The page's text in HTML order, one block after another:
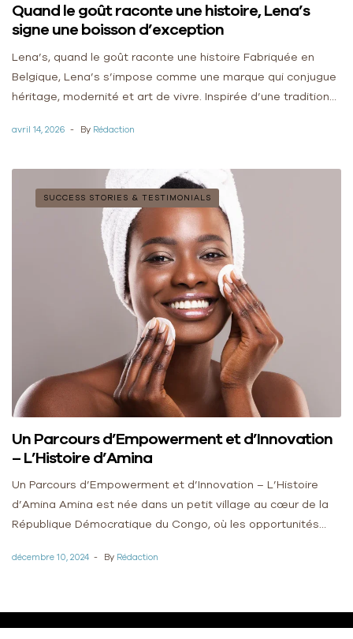
Quand le goût raconte une histoire, Lena’s
signe une boisson d’exception
Lena’s, quand le goût raconte une histoire Fabriquée en
Belgique, Lena’s s’impose comme une marque qui conjugue
héritage, modernité et art de vivre. Inspirée d’une tradition
avril 14, 2026 By Rédaction
SUCCESS STORIES & TESTIMONIALS
Un Parcours d’Empowerment et d’Innovation
– L’Histoire d’Amina
Un Parcours d’Empowerment et d’Innovation – L’Histoire
d’Amina Amina est née dans un petit village au cœur de la
République Démocratique du Congo, où les opportunités
décembre 10, 2024 By Rédaction